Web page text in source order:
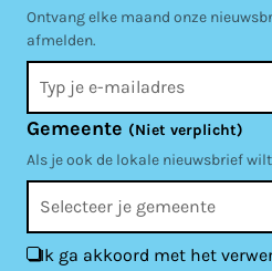
Ontvang elke maand onze
afmelden.
Gemeente (Niet verplicht)
Als je ook de lokale nieuwsbrief
Ik ga akkoord met het